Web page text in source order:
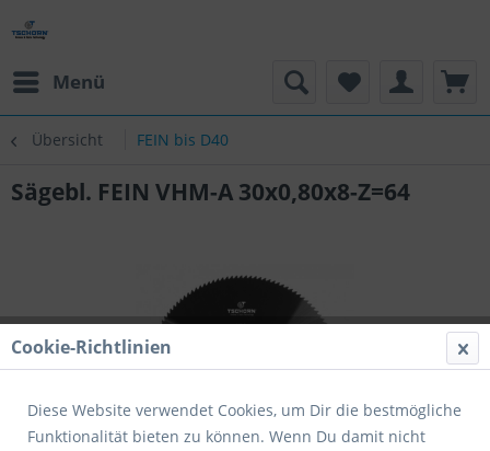
Menü
Übersicht FEIN bis D40
Sägebl. FEIN VHM-A 30x0,80x8-Z=64
Cookie-Richtlinien
Diese Website verwendet Cookies, um Dir die bestmögliche
Funktionalität bieten zu können. Wenn Du damit nicht